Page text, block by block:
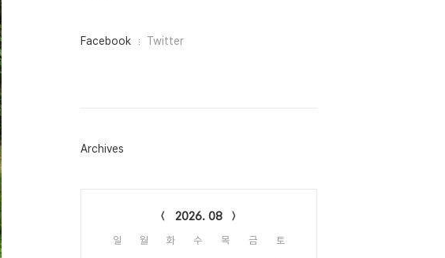
페
그
Facebook Twitter
Archives
2026. 08
일 월 화 수 목 금 토